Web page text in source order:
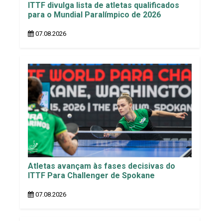
ITTF divulga lista de atletas qualificados
para o Mundial Paralímpico de 2026
07.08.2026
Atletas avançam às fases decisivas do
ITTF Para Challenger de Spokane
07.08.2026